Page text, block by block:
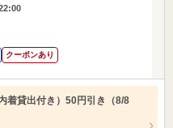
クーポンあり
着貸出付き）50円引き（8/8